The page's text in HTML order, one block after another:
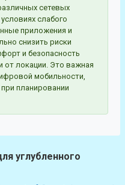
сетевых
слабого
приложения и
снизить риски
и безопасность
от локации. Это важная
мобильности,
планировании
углубленного